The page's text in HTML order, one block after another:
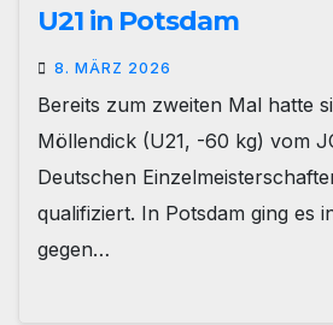
U21 in Potsdam
8. MÄRZ 2026
Bereits zum zweiten Mal hatte
Möllendick (U21, -60 kg) vom
Deutschen
qualifiziert. In Potsdam ging es
gegen…